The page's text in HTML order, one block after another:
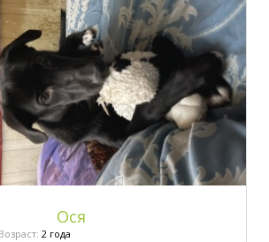
Ося
Возраст: 2 года